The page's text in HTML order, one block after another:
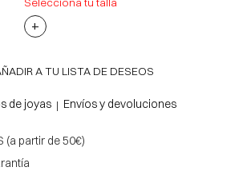
Selecciona tu talla
+
A TU LISTA DE DESEOS
de joyas | Envíos y devoluciones
(a partir de 50€)